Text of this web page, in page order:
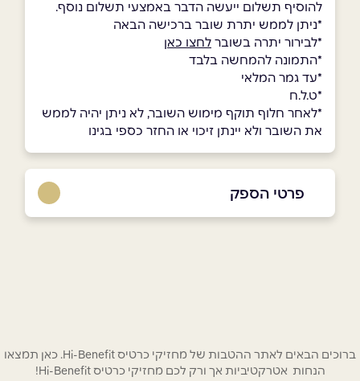
להוסיף תשלום ייעשה הדבר באמצעי תשלום נוסף.
*ניתן לממש יתרת שובר ברכישה הבאה
*לבירור יתרה בשובר לחצו כאן
*התמונה להמחשה בלבד
*עד גמר המלאי
*ט.ל.ח
*לאחר חלוף תוקף מימוש השובר, לא ניתן יהיה לממש
את השובר ולא יינתן זיכוי או החזר כספי בגינו
פרטי הספק
טלפון*
ברוכים הבאים לאתר ההטבות של מחזיקי כרטיס Hi-Benefit. כאן תמצאו
הנחות אטרקטיביות אך ורק לכם מחזיקי כרטיס Hi-Benefit!